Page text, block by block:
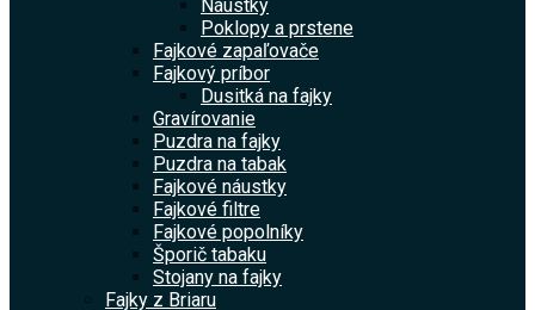
Náustky
Poklopy a prstene
Fajkové zapaľovače
Fajkový príbor
Dusitká na fajky
Gravírovanie
Puzdra na fajky
Puzdra na tabak
Fajkové náustky
Fajkové filtre
Fajkové popolníky
Šporič tabaku
Stojany na fajky
Fajky z Briaru